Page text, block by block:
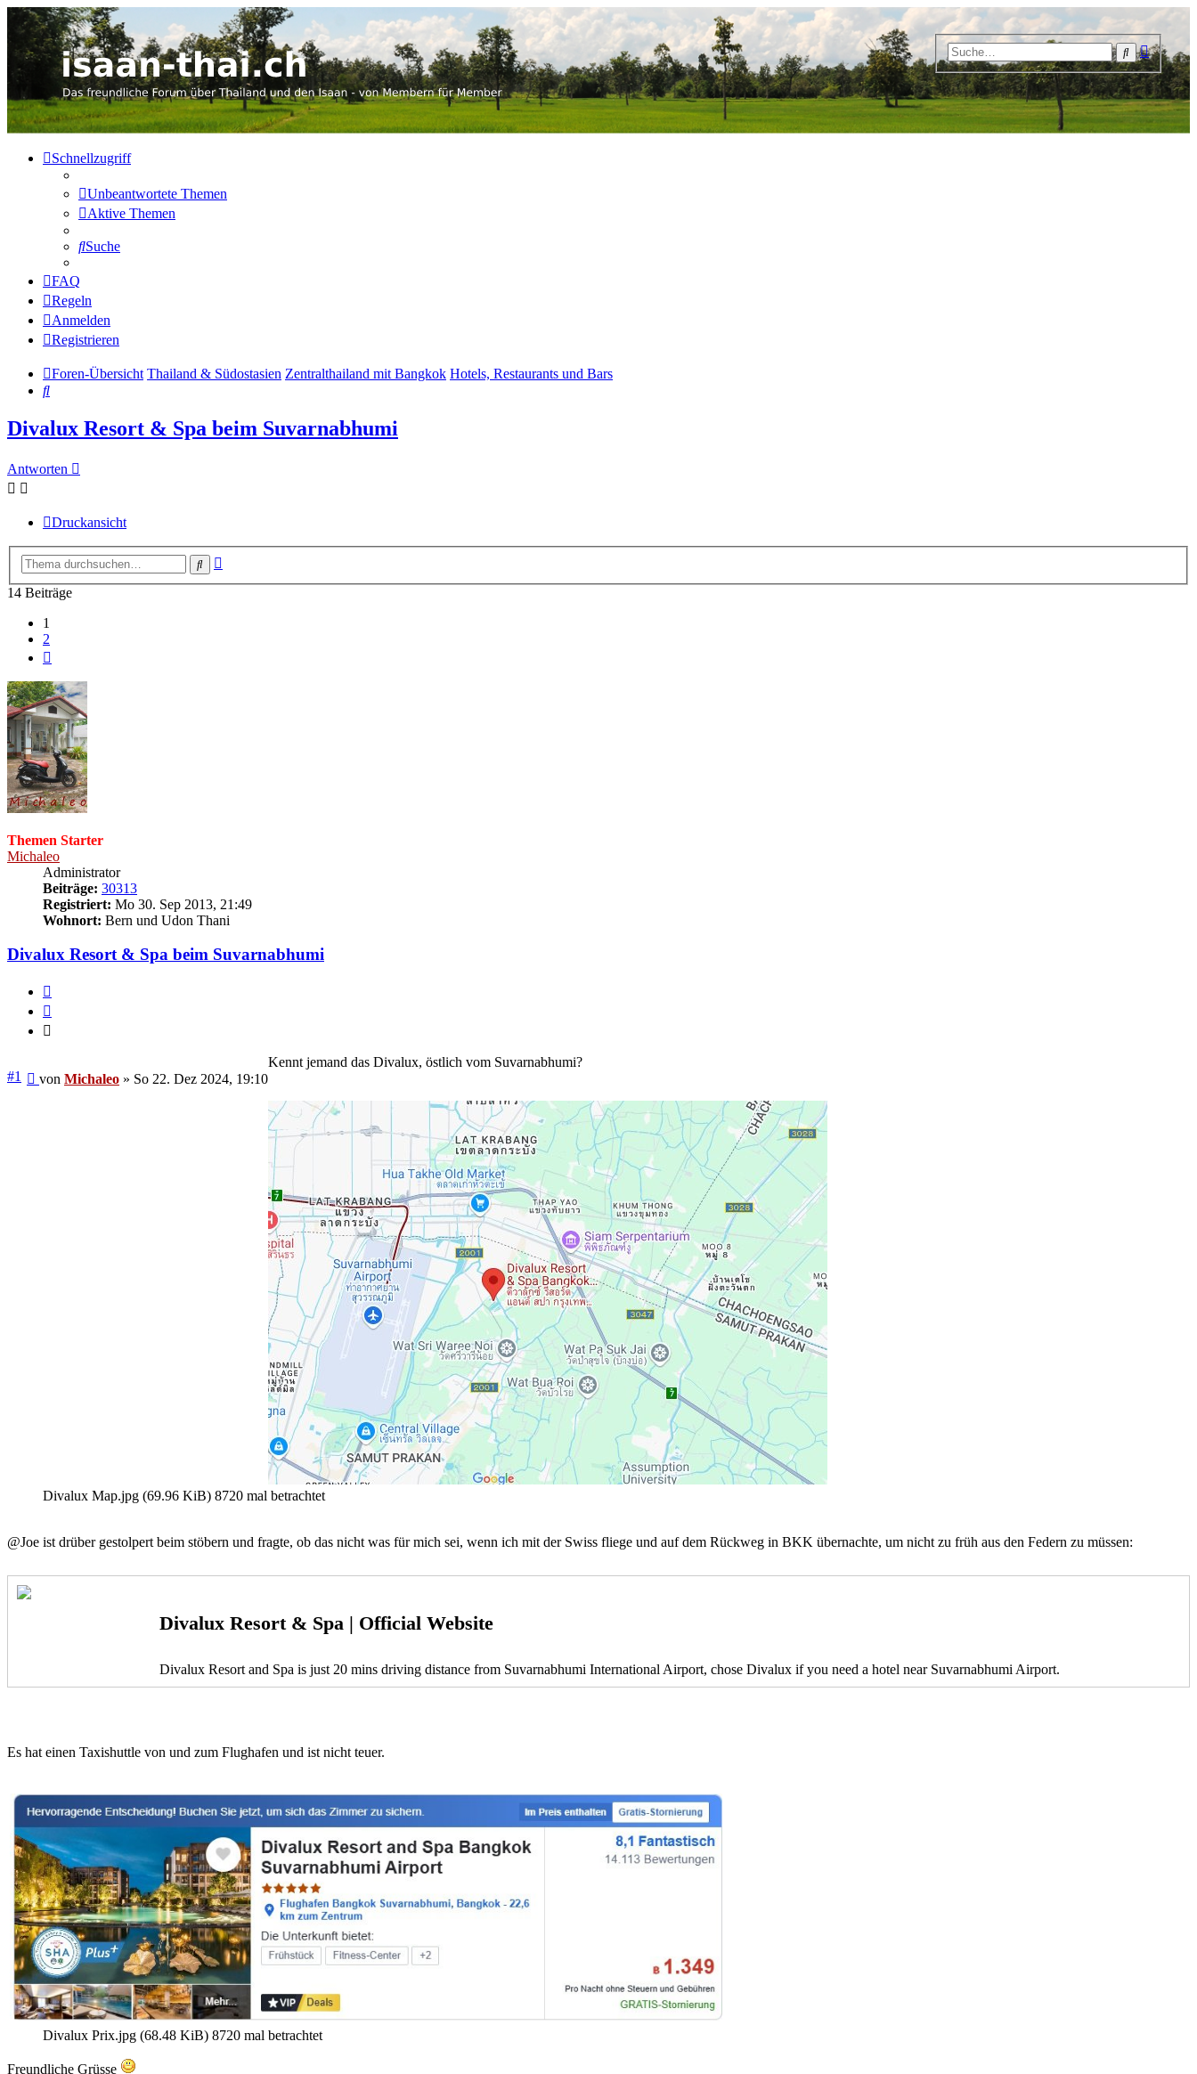
Suche
Suche
Thailand & Isaan Forum - isaan-thai.ch
Das freundliche Forum über Thailand und den Isaan - von Membern für Member
Zum Inhalt
Schnellzugriff
Unbeantwortete Themen
Aktive Themen
Suche
FAQ
Regeln
Anmelden
Registrieren
Foren-Übersicht Thailand & Südostasien Zentralthailand mit Bangkok Hotels, Restaurants und Bars
Suche
Divalux Resort & Spa beim Suvarnabhumi
Antworten
Druckansicht
Suche
14 Beiträge
1
2
Themen Starter
Michaleo
Administrator
Beiträge: 30313
Registriert: Mo 30. Sep 2013, 21:49
Wohnort: Bern und Udon Thani
Divalux Resort & Spa beim Suvarnabhumi
#1 Beitrag
von Michaleo » So 22. Dez 2024, 19:10
Kennt jemand das Divalux, östlich vom Suvarnabhumi?
Divalux Map.jpg (69.96 KiB) 8720 mal betrachtet
@Joe ist drüber gestolpert beim stöbern und fragte, ob das nicht was für mich sei, wenn ich mit der Swiss fliege und auf dem Rückweg in BKK übernachte, um nicht zu früh aus den Federn zu müssen:
Divalux Resort & Spa | Official Website
Divalux Resort and Spa is just 20 mins driving distance from Suvarnabhumi International Airport, chose Divalux if you need a hotel near Suvarnabhumi Airport.
Es hat einen Taxishuttle von und zum Flughafen und ist nicht teuer.
Divalux Prix.jpg (68.48 KiB) 8720 mal betrachtet
Freundliche Grüsse